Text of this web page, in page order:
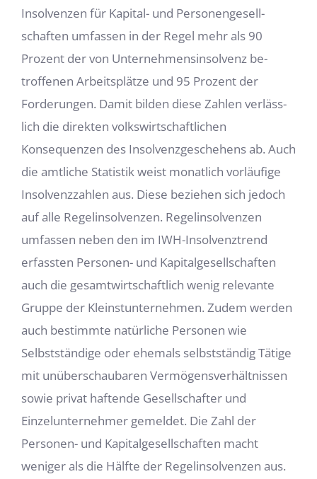
Insolvenzen für Kapital- und Personengesell­
schaften umfassen in der Regel mehr als 90
Prozent der von Unternehmensinsolvenz be­
troffenen Arbeitsplätze und 95 Prozent der
Forderungen. Damit bilden diese Zahlen verläss­
lich die direkten volkswirtschaftlichen
Konsequenzen des Insolvenzgeschehens ab. Auch
die amtliche Statistik weist monatlich vorläufige
Insolvenzzahlen aus. Diese beziehen sich jedoch
auf alle Regelinsolvenzen. Regelinsolvenzen
umfassen neben den im IWH-Insolvenztrend
erfassten Personen- und Kapitalgesellschaften
auch die gesamtwirtschaftlich wenig relevante
Gruppe der Kleinstunternehmen. Zudem wer­den
auch bestimmte natürliche Personen wie
Selbstständige oder ehemals selbst­ständig Tätige
mit unüberschaubaren Vermögensverhältnissen
sowie privat haf­tende Gesellschafter und
Einzelunternehmer gemeldet. Die Zahl der
Personen- und Kapitalgesellschaften macht
weniger als die Hälfte der Regelinsolvenzen aus.